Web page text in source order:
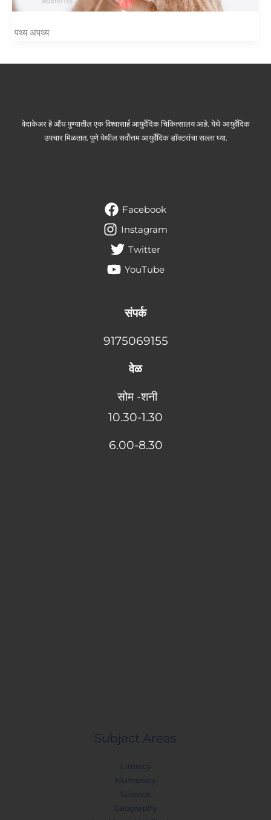
पथ्य अपथ्य
वेदाकेअर हे औंध पुण्यातील एक विश्वासार्ह आयुर्वेदिक चिकित्सालय आहे. येथे आयुर्वेदिक
उपचार मिळतात. पुणे येथील सर्वोत्तम आयुर्वेदिक डॉक्टरांचा सल्ला घ्या.
Facebook
Instagram
Twitter
YouTube
संपर्क
9175069155
वेळ
सोम -शनी
10.30-1.30
6.00-8.30
Subject Areas
Literacy
Numeracy
Science
Geography